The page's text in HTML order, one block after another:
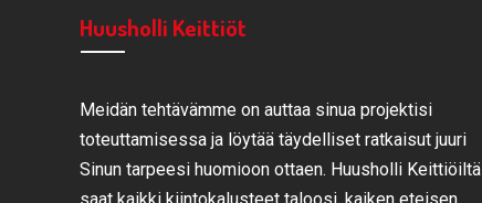
Huusholli Keittiöt
Meidän tehtävämme on auttaa sinua projektisi
toteuttamisessa ja löytää täydelliset ratkaisut juuri
Sinun tarpeesi huomioon ottaen. Huusholli Keittiöiltä